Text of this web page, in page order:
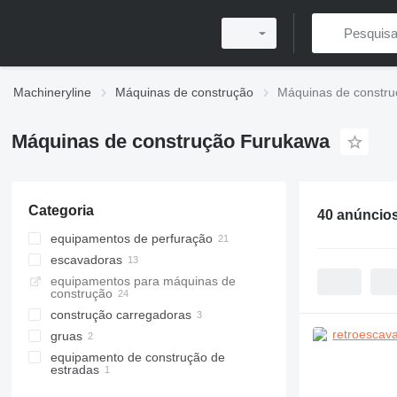
Machineryline Máquinas de construção Máquinas de
Máquinas de construção Furukawa
Categoria
equipamentos de perfuração
máquinas perfuradora
máquinas de perfuração horizontal
escavadoras
escavadoras de rastos
escavadoras de rodas
retroescavadoras
equipamentos para máquinas de
construção
construção carregadoras
carregadeira de rodas
carregadores multifuncionais
gruas
mini-gruas
equipamento de construção de
estradas
40